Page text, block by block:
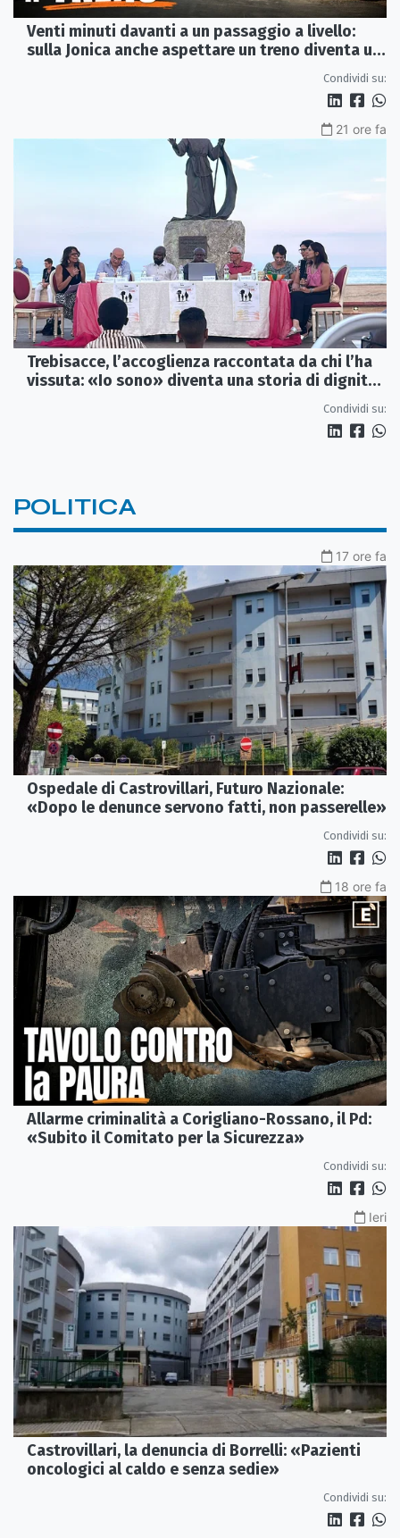
Venti minuti davanti a un passaggio a livello:
sulla Jonica anche aspettare un treno diventa un
Condividi su:
21 ore fa
Trebisacce, l’accoglienza raccontata da chi l’ha
vissuta: «Io sono» diventa una storia di dignità
Condividi su:
POLITICA
17 ore fa
Ospedale di Castrovillari, Futuro Nazionale:
«Dopo le denunce servono fatti, non passerelle»
Condividi su:
18 ore fa
Allarme criminalità a Corigliano-Rossano, il Pd:
«Subito il Comitato per la Sicurezza»
Condividi su:
Ieri
Castrovillari, la denuncia di Borrelli: «Pazienti
oncologici al caldo e senza sedie»
Condividi su: